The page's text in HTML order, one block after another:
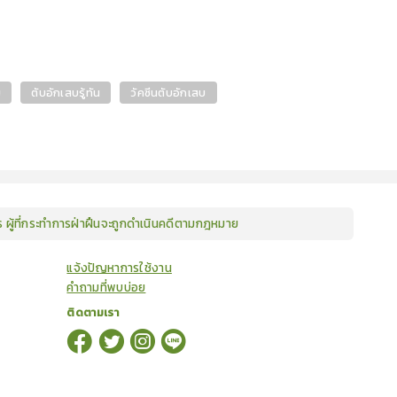
ตับอักเสบรู้ทัน วัคซีนตับอักเสบ
ที่กระทำการฝ่าฝืนจะถูกดำเนินคดีตามกฎหมาย
แจ้งปัญหาการใช้งาน
คำถามที่พบบ่อย
ติดตามเรา